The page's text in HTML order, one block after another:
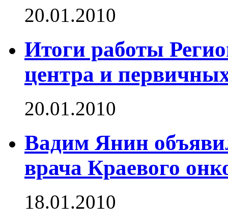
20.01.2010
Итоги работы
центра и
20.01.2010
Вадим Янин
врача Краевого
18.01.2010